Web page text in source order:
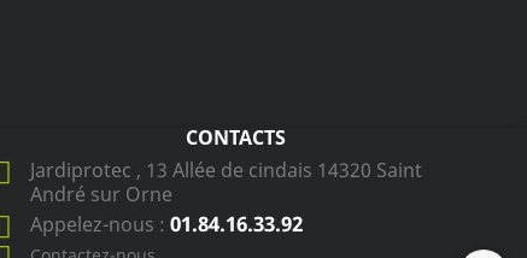
CONTACTS
Jardiprotec , 13 Allée de cindais 14320 Saint
André sur Orne
Appelez-nous :01.84.16.33.92